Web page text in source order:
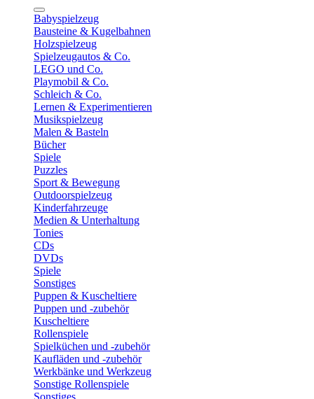
Babyspielzeug
Bausteine & Kugelbahnen
Holzspielzeug
Spielzeugautos & Co.
LEGO und Co.
Playmobil & Co.
Schleich & Co.
Lernen & Experimentieren
Musikspielzeug
Malen & Basteln
Bücher
Spiele
Puzzles
Sport & Bewegung
Outdoorspielzeug
Kinderfahrzeuge
Medien & Unterhaltung
Tonies
CDs
DVDs
Spiele
Sonstiges
Puppen & Kuscheltiere
Puppen und -zubehör
Kuscheltiere
Rollenspiele
Spielküchen und -zubehör
Kaufläden und -zubehör
Werkbänke und Werkzeug
Sonstige Rollenspiele
Sonstiges